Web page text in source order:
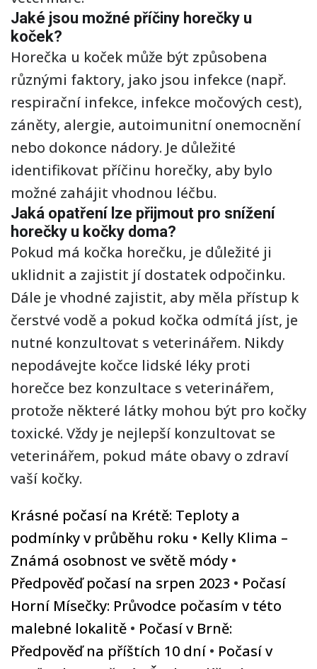
Jaké jsou možné příčiny horečky u
koček?
Horečka u koček může být způsobena
různými faktory, jako jsou infekce (např.
respirační infekce, infekce močových cest),
záněty, alergie, autoimunitní onemocnění
nebo dokonce nádory. Je důležité
identifikovat příčinu horečky, aby bylo
možné zahájit vhodnou léčbu.
Jaká opatření lze přijmout pro snížení
horečky u kočky doma?
Pokud má kočka horečku, je důležité ji
uklidnit a zajistit jí dostatek odpočinku.
Dále je vhodné zajistit, aby měla přístup k
čerstvé vodě a pokud kočka odmítá jíst, je
nutné konzultovat s veterinářem. Nikdy
nepodávejte kočce lidské léky proti
horečce bez konzultace s veterinářem,
protože některé látky mohou být pro kočky
toxické. Vždy je nejlepší konzultovat se
veterinářem, pokud máte obavy o zdraví
vaší kočky.
Krásné počasí na Krétě: Teploty a
podmínky v průběhu roku • Kelly Klima –
Známá osobnost ve světě módy •
Předpověď počasí na srpen 2023 • Počasí
Horní Mísečky: Průvodce počasím v této
malebné lokalitě • Počasí v Brně:
Předpověď na příštích 10 dní • Počasí v